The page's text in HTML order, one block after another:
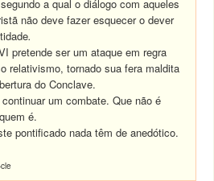
a qual o diálogo com aqueles
não deve fazer esquecer o dever
.
pretende ser um ataque em regra
relativismo, tornado sua fera maldita
do Conclave.
um combate. Que não é
é.
pontificado nada têm de anedótico.